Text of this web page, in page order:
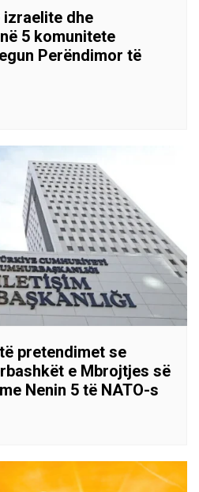
dhe
5 komunitete
Perëndimor të
pretendimet se
e Mbrojtjes së
Nenin 5 të NATO-s